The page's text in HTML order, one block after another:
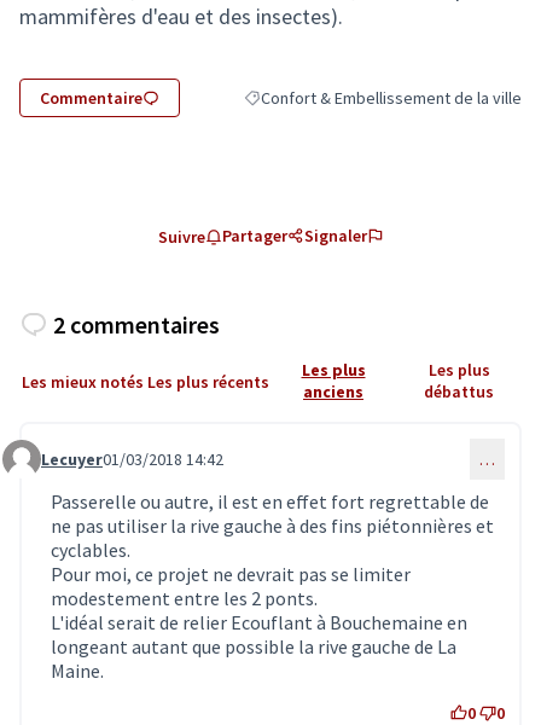
mammifères d'eau et des insectes).
Commentaire Filtrer les résultats de la catégorie :
Confort & Embellissement de la ville
Suivre Partager Signaler
2 commentaires
Les mieux notés Les plus récents
Les plus
anciens
Les plus
débattus
Commentaire 243
Lecuyer01/03/2018 14:42 …
Passerelle ou autre, il est en effet fort regrettable de
ne pas utiliser la rive gauche à des fins piétonnières et
cyclables.
Pour moi, ce projet ne devrait pas se limiter
modestement entre les 2 ponts.
L'idéal serait de relier Ecouflant à Bouchemaine en
longeant autant que possible la rive gauche de La
Maine.
0 0